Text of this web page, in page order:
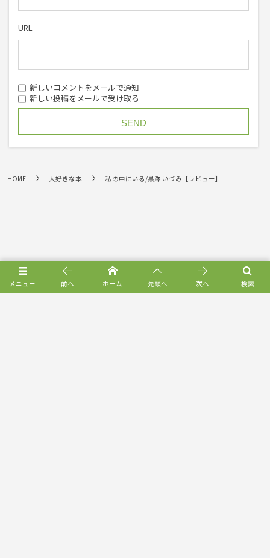
URL
新しいコメントをメールで通知
新しい投稿をメールで受け取る
HOME 大好きな本 私の中にいる/黒澤 いづみ【レビュー】
メニュー 検索
前へ ホーム 先頭へ 次へ